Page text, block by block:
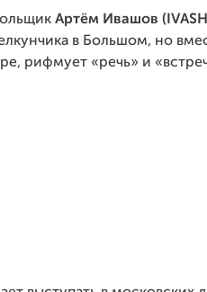
Артём Ивашов (
в Большом, но
рифмует «речь» и